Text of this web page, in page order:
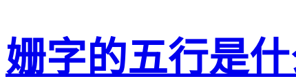
姗字的五行是